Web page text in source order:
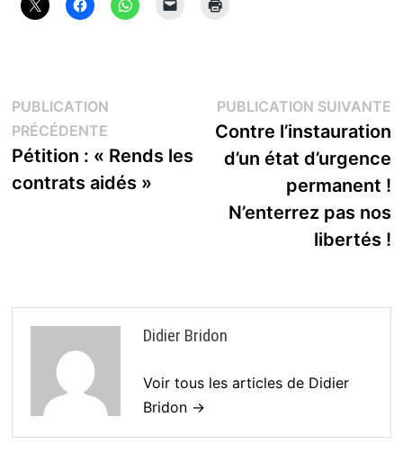
Navigation
de
l’article
PUBLICATION
PRÉCÉDENTEPublication
précédente :
Pétition : « Rends les
contrats aidés »
PUBLICATION SUIVANTE
Contre l’instauration
d’un état d’urgence
permanent !
N’enterrez pas nos
libertés !
Didier Bridon
Voir tous les articles de Didier
Bridon →